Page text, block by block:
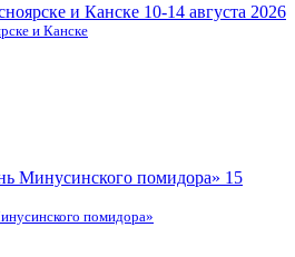
10-14 августа 2026
и Канске
15
помидора»